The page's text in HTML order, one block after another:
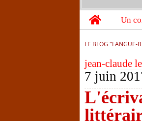
Home
LE BLOG "LANGUE-
jean-claude
7 juin